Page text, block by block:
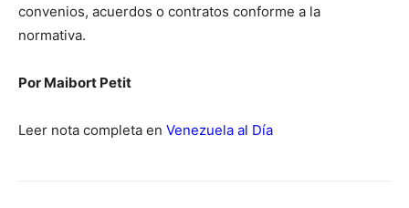
convenios, acuerdos o contratos conforme a la
normativa.
Por Maibort Petit
Leer nota completa en Venezuela al Día